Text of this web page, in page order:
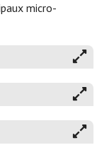
micro-